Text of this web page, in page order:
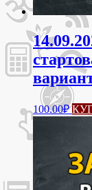
100.00₽